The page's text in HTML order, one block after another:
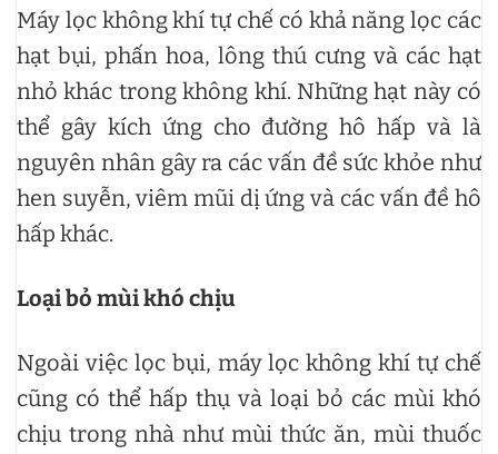
Máy lọc không khí tự chế có khả năng lọc các
hạt bụi, phấn hoa, lông thú cưng và các hạt
nhỏ khác trong không khí. Những hạt này có
thể gây kích ứng cho đường hô hấp và là
nguyên nhân gây ra các vấn đề sức khỏe như
hen suyễn, viêm mũi dị ứng và các vấn đề hô
hấp khác.
Loại bỏ mùi khó chịu
Ngoài việc lọc bụi, máy lọc không khí tự chế
cũng có thể hấp thụ và loại bỏ các mùi khó
chịu trong nhà như mùi thức ăn, mùi thuốc